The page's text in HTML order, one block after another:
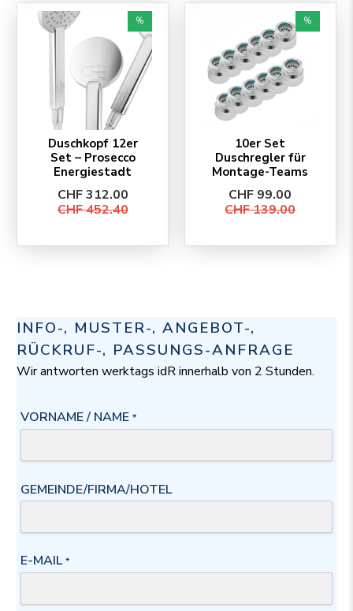
%
Duschkopf 12er
Set – Prosecco
Energiestadt
CHF 312.00
CHF 452.40
%
10er Set
Duschregler für
Montage-Teams
CHF 99.00
CHF 139.00
INFO-, MUSTER-, ANGEBOT-,
RÜCKRUF-, PASSUNGS-ANFRAGE
Wir antworten werktags idR innerhalb von 2 Stunden.
VORNAME / NAME *
GEMEINDE/FIRMA/HOTEL
E-MAIL *